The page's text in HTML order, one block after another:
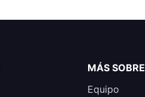
MÁS
Equipo